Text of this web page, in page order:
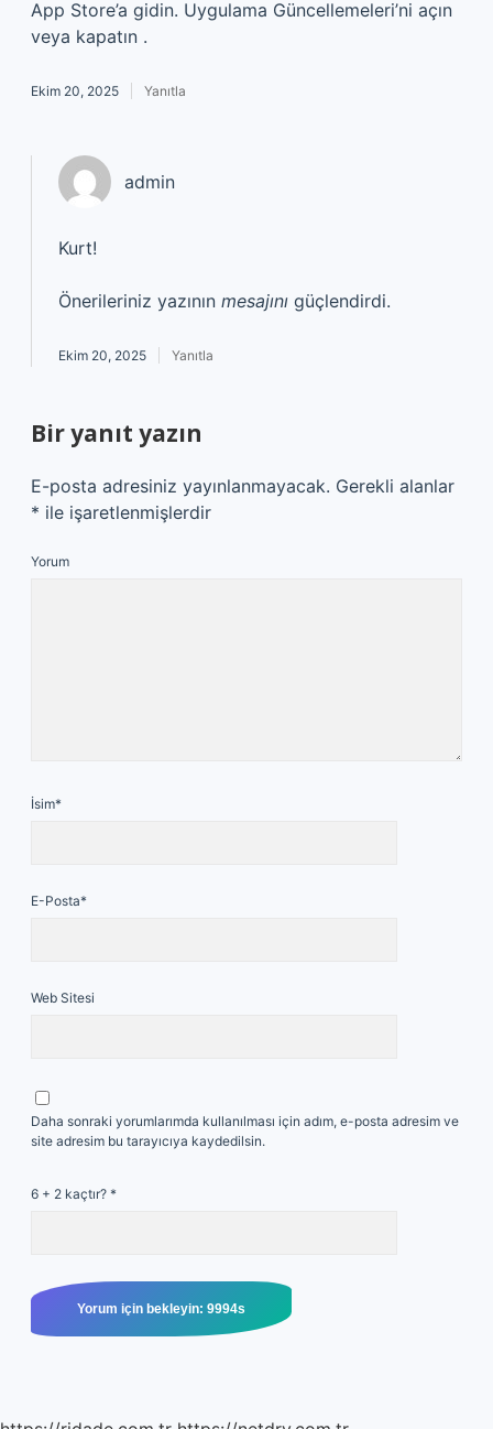
App Store’a gidin. Uygulama Güncellemeleri’ni açın
veya kapatın .
Ekim 20, 2025 Yanıtla
admin
Kurt!
Önerileriniz yazının mesajını güçlendirdi.
Ekim 20, 2025 Yanıtla
Bir yanıt yazın
E-posta adresiniz yayınlanmayacak. Gerekli alanlar
* ile işaretlenmişlerdir
Yorum
İsim*
E-Posta*
Web Sitesi
Daha sonraki yorumlarımda kullanılması için adım, e-posta adresim ve
site adresim bu tarayıcıya kaydedilsin.
6 + 2 kaçtır? *